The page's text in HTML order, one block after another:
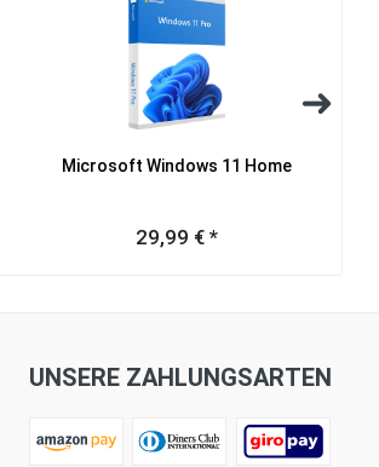
Microsoft Windows 11 Home
29,99 € *
UNSERE ZAHLUNGSARTEN